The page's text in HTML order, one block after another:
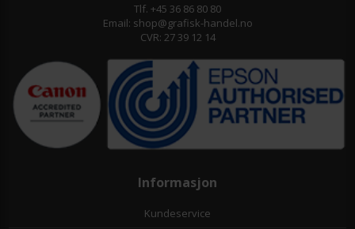
Tlf. +45 36 86 80 80
Email: shop@grafisk-handel.no
CVR: 27 39 12 14
Informasjon
Kundeservice